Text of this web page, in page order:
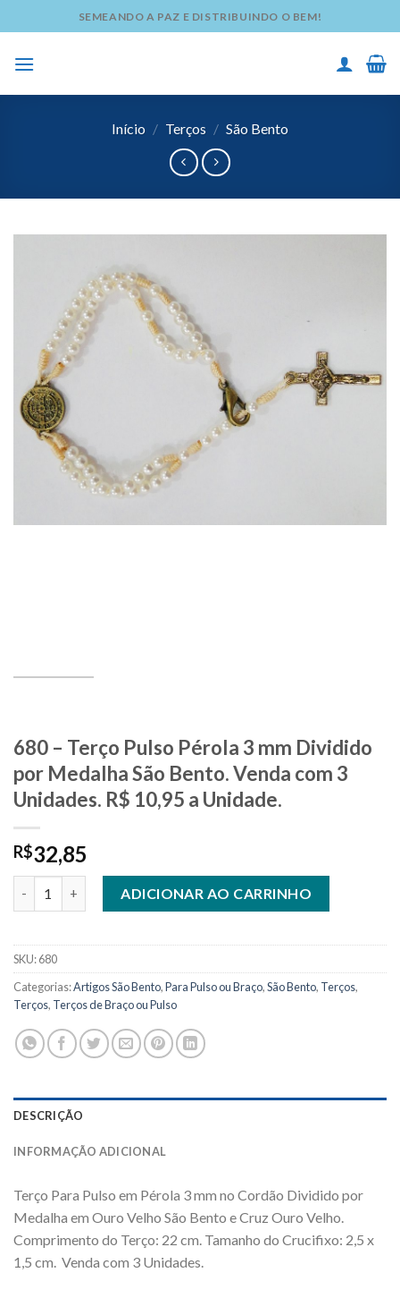
to
content
SEMEANDO A PAZ E DISTRIBUINDO O BEM!
Início / Terços / São Bento
680 – Terço Pulso Pérola 3 mm Dividido
por Medalha São Bento. Venda com 3
Unidades. R$ 10,95 a Unidade.
R$32,85
ADICIONAR AO CARRINHO
SKU:680
Categorias:Artigos São Bento,Para Pulso ou Braço,São Bento, Terços,
Terços, Terços de Braço ou Pulso
DESCRIÇÃO
INFORMAÇÃO ADICIONAL
Terço Para Pulso em Pérola 3 mm no Cordão Dividido por
Medalha em Ouro Velho São Bento e Cruz Ouro Velho.
Comprimento do Terço: 22 cm. Tamanho do Crucifixo: 2,5 x
1,5 cm. Venda com 3 Unidades.